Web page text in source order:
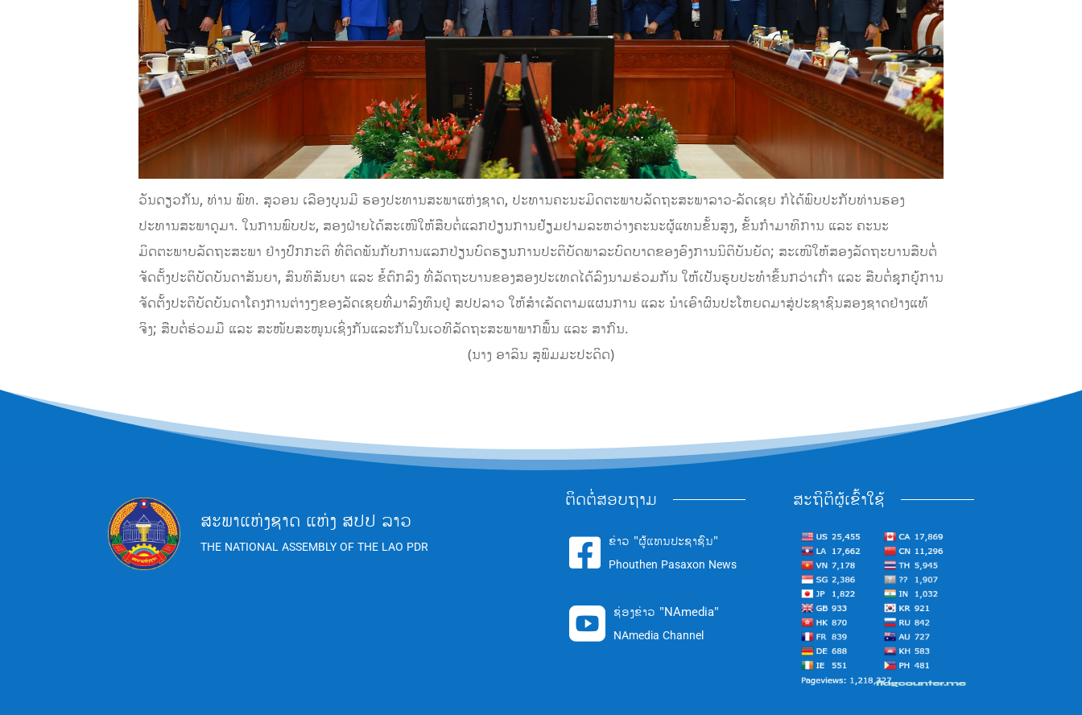
ວັນດຽວກັນ, ທ່ານ ພົທ. ສຸວອນ ເລືອງບຸນມີ ຮອງປະທານສະພາແຫ່ງຊາດ, ປະທານຄະນະມິດຕະພາບລັດຖະສະພາລາວ-ລັດເຊຍ ກໍໄດ້ພົບປະກັບທ່ານຮອງ
ປະທານສະພາດູມາ. ໃນການພົບປະ, ສອງຝ່າຍໄດ້ສະເໜີໃຫ້ສືບຕໍ່ແລກປ່ຽນການຢ້ຽມຢາມລະຫວ່າງຄະນະຜູ້ແທນຂັ້ນສູງ, ຂັ້ນກໍາມາທິການ ແລະ ຄະນະ
ມິດຕະພາບລັດຖະສະພາ ຢ່າງປົກກະຕິ ທີ່ຕິດພັນກັບການແລກປ່ຽນບົດຮຽນການປະຕິບັດພາລະບົດບາດຂອງອົງການນິຕິບັນຍັດ; ສະເໜີໃຫ້ສອງລັດຖະບານສືບຕໍ່
ຈັດຕັ້ງປະຕິບັດບັນດາສັນຍາ, ສົນທິສັນຍາ ແລະ ຂໍ້ຕົກລົງ ທີ່ລັດຖະບານຂອງສອງປະເທດໄດ້ລົງນາມຮ່ວມກັນ ໃຫ້ເປັນຮູບປະທຳຂຶ້ນກວ່າເກົ່າ ແລະ ສືບຕໍ່ຊຸກຍູ້ການ
ຈັດຕັ້ງປະຕິບັດບັນດາໂຄງການຕ່າງໆຂອງລັດເຊຍທີ່ມາລົງທຶນຢູ່ ສປປລາວ ໃຫ້ສໍາເລັດຕາມແຜນການ ແລະ ນໍາເອົາຜົນປະໂຫຍດມາສູ່ປະຊາຊົນສອງຊາດຢ່າງແທ້
ຈິງ; ສືບຕໍ່ຮ່ວມມື ແລະ ສະໜັບສະໜູນເຊິ່ງກັນແລະກັນໃນເວທີລັດຖະສະພາພາກພື້ນ ແລະ ສາກົນ.
(ນາງ ອາລິນ ສຸພິມມະປະດິດ)
ສະພາແຫ່ງຊາດ ແຫ່ງ ສປປ ລາວ
THE NATIONAL ASSEMBLY OF THE LAO PDR
ຕິດຕໍ່ສອບຖາມ
 ຂ່າວ "ຜູ້ແທນປະຊາຊົນ"
Phouthen Pasaxon News
 ຊ່ອງຂ່າວ "NAmedia"
NAmedia Channel
ສະຖິຕິຜູ້ເຂົ້າໃຊ້